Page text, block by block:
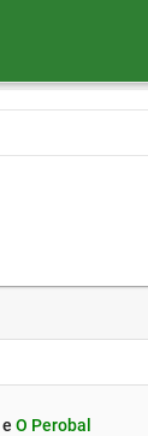
e O Perobal